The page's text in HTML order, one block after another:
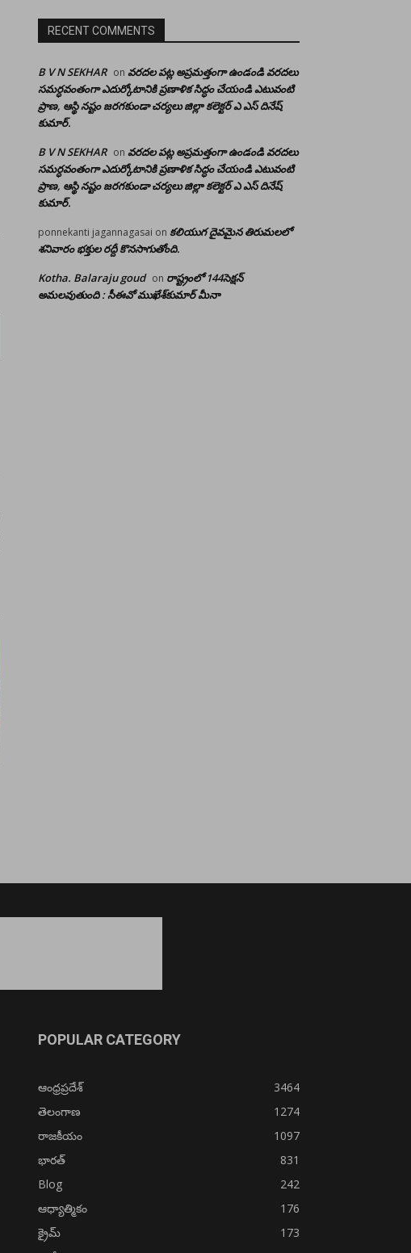
RECENT COMMENTS
B V N SEKHAR on వరదల పట్ల అప్రమత్తంగా ఉండండి వరదలు
సమర్ధవంతంగా ఎదుర్కోటానికి ప్రణాళిక సిద్ధం చేయండి ఎటువంటి
ప్రాణ, ఆస్థి నష్టం జరగకుండా చర్యలు జిల్లా కలెక్టర్ ఎ ఎస్ దినేష్
కుమార్.
B V N SEKHAR on వరదల పట్ల అప్రమత్తంగా ఉండండి వరదలు
సమర్ధవంతంగా ఎదుర్కోటానికి ప్రణాళిక సిద్ధం చేయండి ఎటువంటి
ప్రాణ, ఆస్థి నష్టం జరగకుండా చర్యలు జిల్లా కలెక్టర్ ఎ ఎస్ దినేష్
కుమార్.
ponnekanti jagannagasai on కలియుగ దైవమైన తిరుమలలో
శనివారం భక్తుల రద్దీ కొనసాగుతోంది.
Kotha. Balaraju goud on రాష్ట్రంలో 144సెక్షన్
అమలవుతుంది : సీఈవో ముఖేశ్‌కుమార్‌ మీనా
POPULAR CATEGORY
ఆంధ్రప్రదేశ్
3464
తెలంగాణ
1274
రాజకీయం
1097
భారత్
831
Blog
242
ఆధ్యాత్మికం
176
క్రైమ్
173